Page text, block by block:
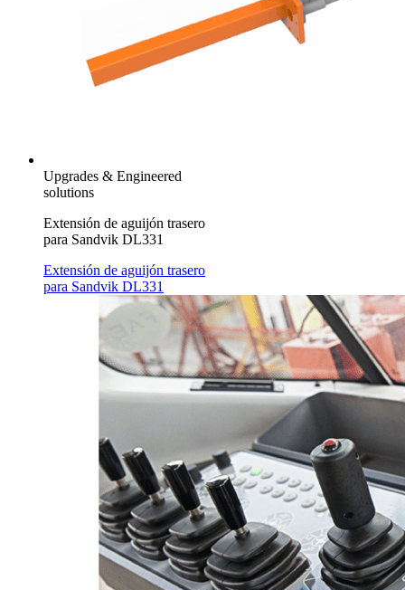
Upgrades & Engineered
solutions
Extensión de aguijón trasero
para Sandvik DL331
Extensión de aguijón trasero
para Sandvik DL331